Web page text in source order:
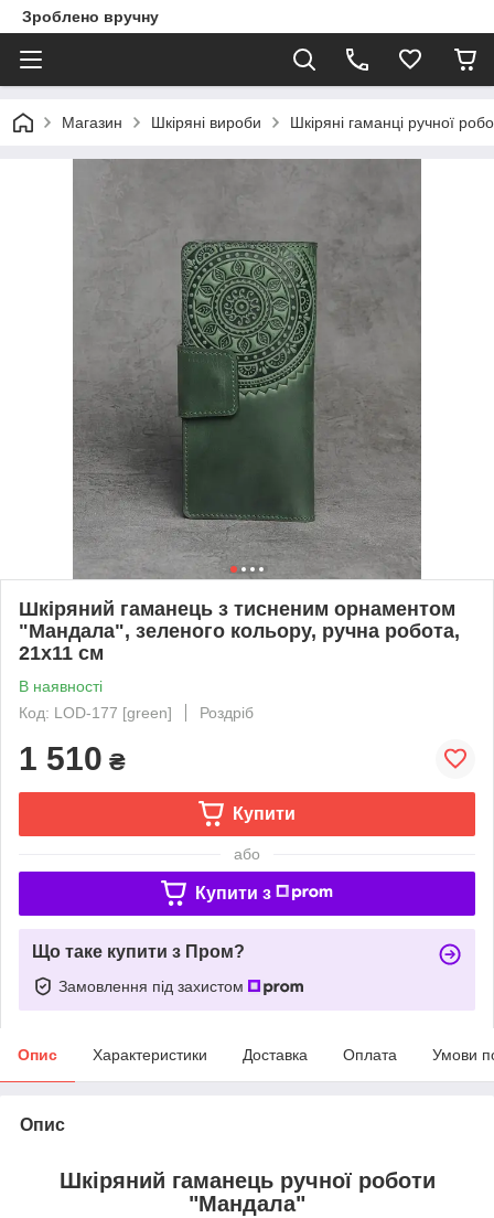
Зроблено вручну
Магазин Шкіряні вироби Шкіряні гаманці ручної
Шкіряний гаманець з тисненим орнаментом
"Мандала", зеленого кольору, ручна робота,
21х11 см
В наявності
Код: LOD-177 [green]
Роздріб
1 510 ₴
Купити
або
Купити з
Що таке купити з Пром?
Замовлення під захистом
Опис Характеристики Доставка Оплата Умови
Опис
Шкіряний гаманець ручної роботи
"Мандала"